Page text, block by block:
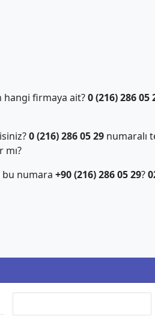
firmaya ait?0 (216) 286 05
0 (216) 286 05 29numaralı
bu numara +90 (216) 286 05 29?